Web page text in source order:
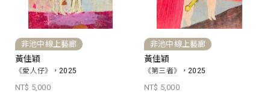
非池中線上藝廊
黃佳穎
《愛人仔》，2025
NT$ 5,000
非池中線上藝廊
黃佳穎
《第三者》，2025
NT$ 5,000